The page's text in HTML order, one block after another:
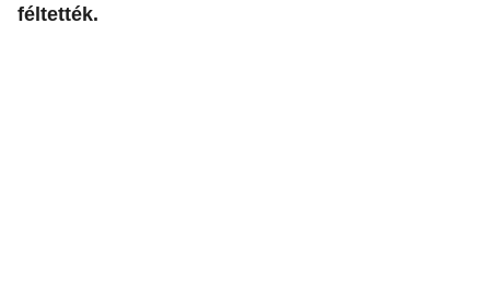
féltették.